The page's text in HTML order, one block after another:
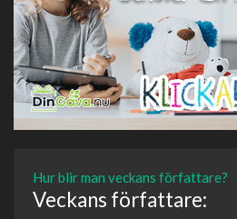
Hur blir man veckans författare?
Veckans författare: